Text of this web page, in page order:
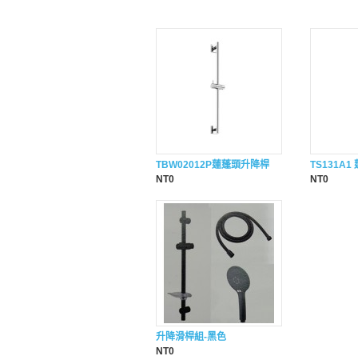
TBW02012P蓮蓬頭升降桿
NT0
TS131A1
NT0
升降滑桿組-黑色
NT0